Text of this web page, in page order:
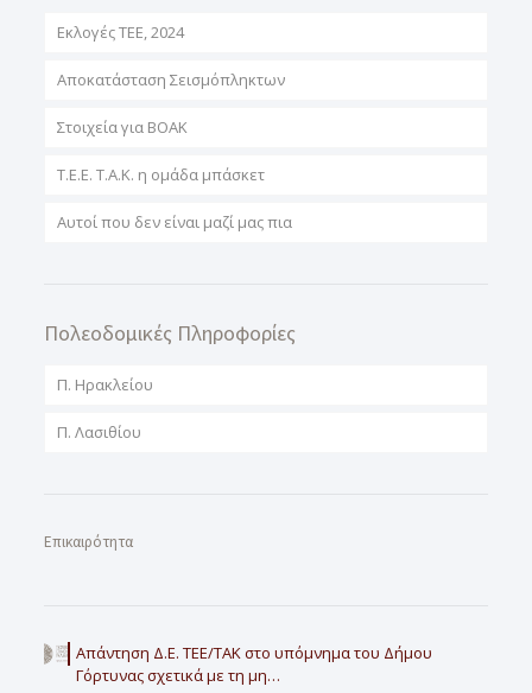
Εκλογές ΤΕΕ, 2024
Αποκατάσταση Σεισμόπληκτων
Στοιχεία για ΒΟΑΚ
T.E.E. T.A.K. η ομάδα μπάσκετ
Αυτοί που δεν είναι μαζί μας πια
Πολεοδομικές Πληροφορίες
Π. Ηρακλείου
Π. Λασιθίου
Επικαιρότητα
Απάντηση Δ.Ε. ΤΕΕ/ΤΑΚ στο υπόμνημα του Δήμου
Γόρτυνας σχετικά με τη μη…